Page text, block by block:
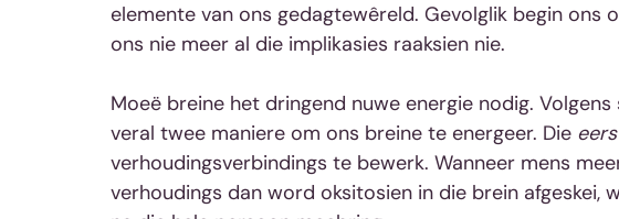
elemente van ons gedagtewêreld. Gevolglik begin ons
ons nie meer al die implikasies raaksien nie.
Moeë breine het dringend nuwe energie nodig.
veral twee maniere om ons breine te energeer. Die
verhoudingsverbindings te bewerk. Wanneer mens
verhoudings dan word oksitosien in die brein afgeskei,